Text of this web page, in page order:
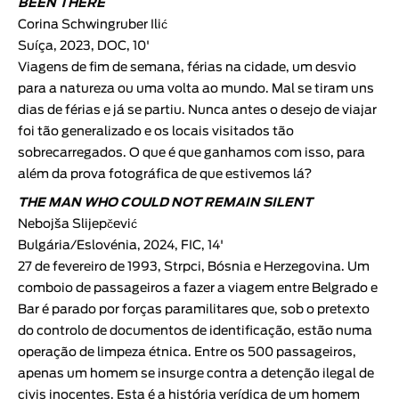
BEEN THERE
Corina Schwingruber Ilić
Suíça, 2023, DOC, 10'
Viagens de fim de semana, férias na cidade, um desvio
para a natureza ou uma volta ao mundo. Mal se tiram uns
dias de férias e já se partiu. Nunca antes o desejo de viajar
foi tão generalizado e os locais visitados tão
sobrecarregados. O que é que ganhamos com isso, para
além da prova fotográfica de que estivemos lá?
THE MAN WHO COULD NOT REMAIN SILENT
Nebojša Slijepčević
Bulgária/Eslovénia, 2024, FIC, 14'
27 de fevereiro de 1993, Strpci, Bósnia e Herzegovina. Um
comboio de passageiros a fazer a viagem entre Belgrado e
Bar é parado por forças paramilitares que, sob o pretexto
do controlo de documentos de identificação, estão numa
operação de limpeza étnica. Entre os 500 passageiros,
apenas um homem se insurge contra a detenção ilegal de
civis inocentes. Esta é a história verídica de um homem